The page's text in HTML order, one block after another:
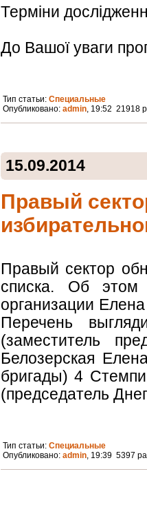
Терміни
До Вашої уваги
Тип статьи: Специальные
Опубликовано: admin, 19:52 21918
15.09.2014
Правый
Правый сектор
списка. Об
организации
Перечень
(заместитель
Белозерская
бригады) 4
(председатель
Тип статьи: Специальные
Опубликовано: admin, 19:39 5397